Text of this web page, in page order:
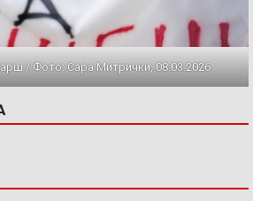
/ Фото: Сара Митрички, 08.03.2026